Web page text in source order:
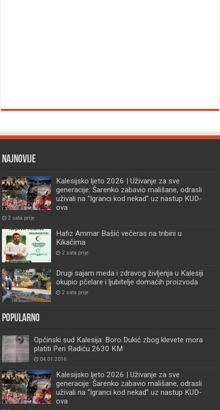
Najnovije
Kalesijsko ljeto 2026 | Uživanje za sve
generacije: Šarenko zabavio mališane, odrasli
uživali na “Igranci kod nekad” uz nastup KUD-
ova
2 sata prije
Hafiz Ammar Bašić večeras na tribini u
Kikačima
2 sata prije
Drugi sajam meda i zdravog življenja u Kalesiji
okupio pčelare i ljubitelje domaćih proizvoda
2 sata prije
Popularno
Općinski sud Kalesija: Boro Dukić zbog klevete mora
platiti Peri Radiću 2630 KM
04.01.2016.
Kalesijsko ljeto 2026 | Uživanje za sve
generacije: Šarenko zabavio mališane, odrasli
uživali na “Igranci kod nekad” uz nastup KUD-
ova